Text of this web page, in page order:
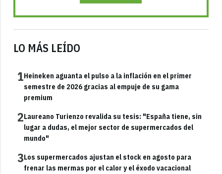
LO MÁS LEÍDO
1Heineken aguanta el pulso a la inflación en el primer
semestre de 2026 gracias al empuje de su gama
premium
2Laureano Turienzo revalida su tesis: "España tiene, sin
lugar a dudas, el mejor sector de supermercados del
mundo"
3Los supermercados ajustan el stock en agosto para
frenar las mermas por el calor y el éxodo vacacional